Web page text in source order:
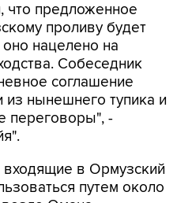
что предложенное
проливу будет
нацелено на
Собеседник
соглашение
нынешнего тупика и
переговоры", -
входящие в Ормузский
путем около